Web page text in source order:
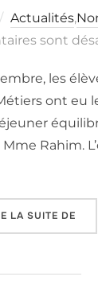
Actualités,
sont
les
ont eu
Rahim.
LA SUITE DE«